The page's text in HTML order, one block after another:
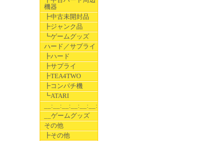
機器
┣中古未開封品
┣ジャンク品
┗ゲームグッズ
ハード／サプライ
┣ハード
┣サプライ
┣TEA4TWO
┣コンパチ機
┗ATARI
__:__:__:__:__:__:__
__ゲームグッズ
その他
┣その他